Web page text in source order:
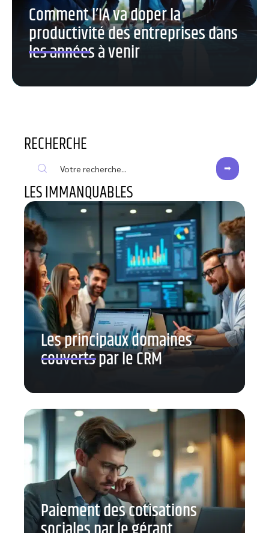
Comment l’IA va doper la
productivité des entreprises dans
les années à venir
RECHERCHE
LES IMMANQUABLES
Les principaux domaines
couverts par le CRM
Paiement des cotisations